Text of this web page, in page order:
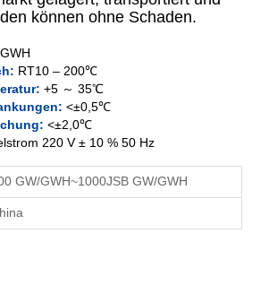
können ohne Schaden.
RT10 – 200℃
+5 ～ 35℃
<±0,5℃
<±2,0℃
220 V ± 10 % 50 Hz
GW/GWH~1000JSB GW/GWH